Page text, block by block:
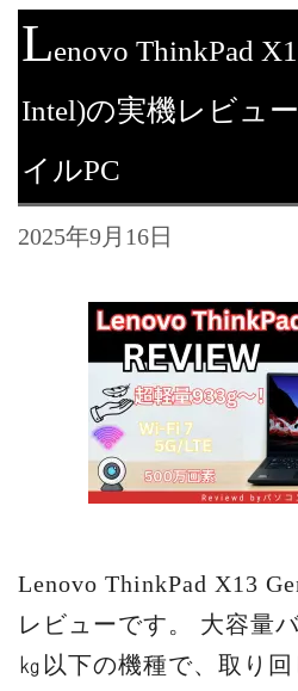
Lenovo ThinkPad
Intel)の実機レビュ
イルPC
2025年9月16日
Lenovo ThinkPad X13
レビューです。 大容量
㎏以下の機種で、取り